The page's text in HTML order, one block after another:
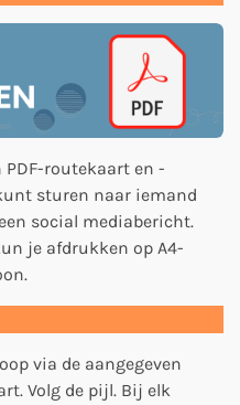
PDF-routekaart en -
sturen naar iemand
social mediabericht.
je afdrukken op A4-
via de aangegeven
Volg de pijl. Bij elk